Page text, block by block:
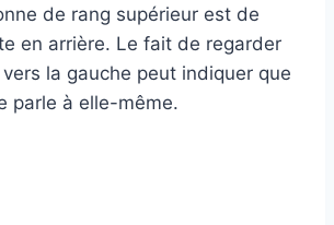
de rang supérieur est de
en arrière. Le fait de regarder
la gauche peut indiquer que
parle à elle-même.